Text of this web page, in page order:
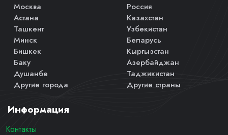
Москва
Астана
Ташкент
Минск
Бишкек
Баку
Душанбе
Другие города
Россия
Казахстан
Узбекистан
Беларусь
Кыргызстан
Азербайджан
Таджикистан
Другие страны
Информация
Контакты